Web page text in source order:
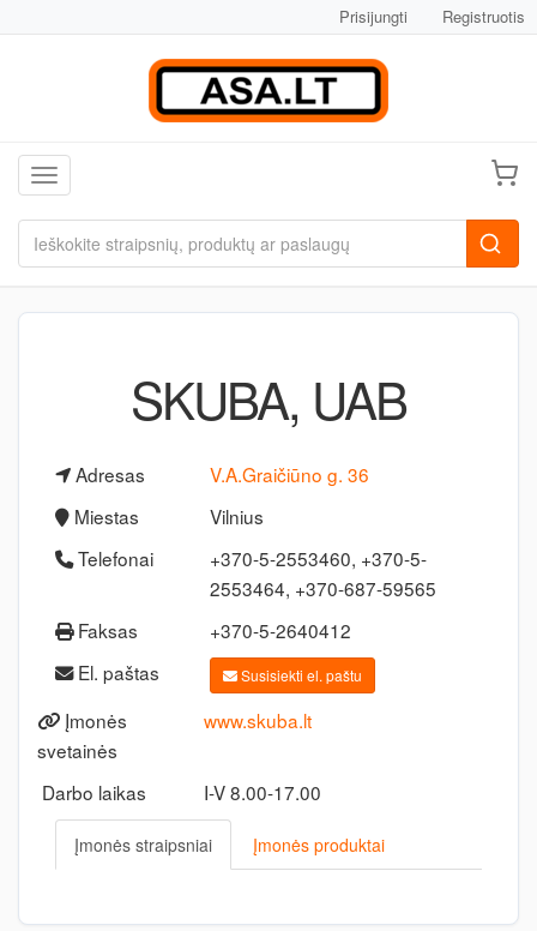
Prisijungti Registruotis
Toggle navigation
SKUBA, UAB
Adresas
V.A.Graičiūno g. 36
Miestas
Vilnius
Telefonai
+370-5-2553460, +370-5-
2553464, +370-687-59565
Faksas
+370-5-2640412
El. paštas
Susisiekti el. paštu
Įmonės
svetainės
www.skuba.lt
Darbo laikas I-V 8.00-17.00
Įmonės straipsniai Įmonės produktai